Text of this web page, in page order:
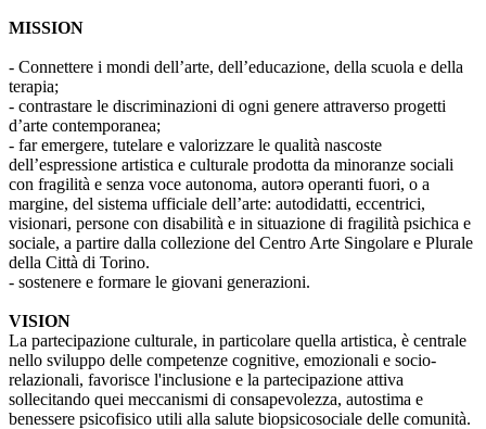
MISSION
- Connettere i mondi dell’arte, dell’educazione, della scuola e della
terapia;
- contrastare le discriminazioni di ogni genere attraverso progetti
d’arte contemporanea;
- far emergere, tutelare e valorizzare le qualità nascoste
dell’espressione artistica e culturale prodotta da minoranze sociali
con fragilità e senza voce autonoma, autorə operanti fuori, o a
margine, del sistema ufficiale dell’arte: autodidatti, eccentrici,
visionari, persone con disabilità e in situazione di fragilità psichica e
sociale, a partire dalla collezione del Centro Arte Singolare e Plurale
della Città di Torino.
- sostenere e formare le giovani generazioni.
VISION
La partecipazione culturale, in particolare quella artistica, è centrale
nello sviluppo delle competenze cognitive, emozionali e socio-
relazionali, favorisce l'inclusione e la partecipazione attiva
sollecitando quei meccanismi di consapevolezza, autostima e
benessere psicofisico utili alla salute biopsicosociale delle comunità.